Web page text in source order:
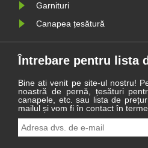
Garnituri
Canapea țesătură
Întrebare pentru lista
Bine ati venit pe site-ul nostru!
noastră de pernă, țesături
canapele, etc. sau lista de
mailul și vom fi în contact în